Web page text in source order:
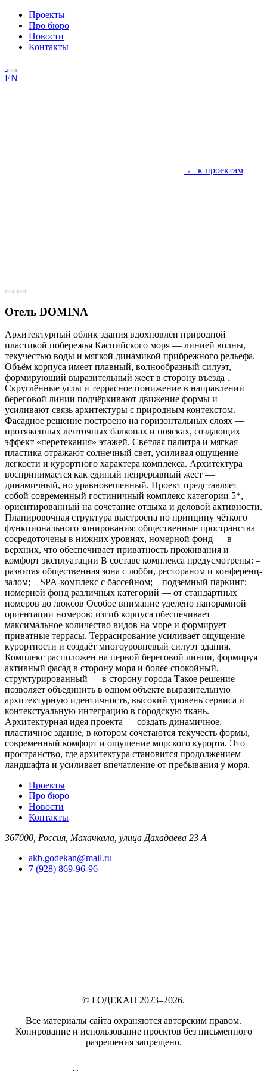
Проекты
Про бюро
Новости
Контакты
EN
← к проектам
Отель DOMINA
Архитектурный облик здания вдохновлён природной
пластикой побережья Каспийского моря — линией волны,
текучестью воды и мягкой динамикой прибрежного рельефа.
Объём корпуса имеет плавный, волнообразный силуэт,
формирующий выразительный жест в сторону въезда .
Скруглённые углы и террасное понижение в направлении
береговой линии подчёркивают движение формы и
усиливают связь архитектуры с природным контекстом.
Фасадное решение построено на горизонтальных слоях —
протяжённых ленточных балконах и поясках, создающих
эффект «перетекания» этажей. Светлая палитра и мягкая
пластика отражают солнечный свет, усиливая ощущение
лёгкости и курортного характера комплекса. Архитектура
воспринимается как единый непрерывный жест —
динамичный, но уравновешенный. Проект представляет
собой современный гостиничный комплекс категории 5*,
ориентированный на сочетание отдыха и деловой активности.
Планировочная структура выстроена по принципу чёткого
функционального зонирования: общественные пространства
сосредоточены в нижних уровнях, номерной фонд — в
верхних, что обеспечивает приватность проживания и
комфорт эксплуатации В составе комплекса предусмотрены: –
развитая общественная зона с лобби, рестораном и конференц-
залом; – SPA-комплекс с бассейном; – подземный паркинг; –
номерной фонд различных категорий — от стандартных
номеров до люксов Особое внимание уделено панорамной
ориентации номеров: изгиб корпуса обеспечивает
максимальное количество видов на море и формирует
приватные террасы. Террасирование усиливает ощущение
курортности и создаёт многоуровневый силуэт здания.
Комплекс расположен на первой береговой линии, формируя
активный фасад в сторону моря и более спокойный,
структурированный — в сторону города Такое решение
позволяет объединить в одном объекте выразительную
архитектурную идентичность, высокий уровень сервиса и
контекстуальную интеграцию в городскую ткань.
Архитектурная идея проекта — создать динамичное,
пластичное здание, в котором сочетаются текучесть формы,
современный комфорт и ощущение морского курорта. Это
пространство, где архитектура становится продолжением
ландшафта и усиливает впечатление от пребывания у моря.
Проекты
Про бюро
Новости
Контакты
367000, Россия, Махачкала, улица Дахадаева 23 А
akb.godekan@mail.ru
7 (928) 869-96-96
© ГОДЕКАН 2023–2026.
Все материалы сайта охраняются авторским правом.
Копирование и использование проектов без письменного
разрешения запрещено.